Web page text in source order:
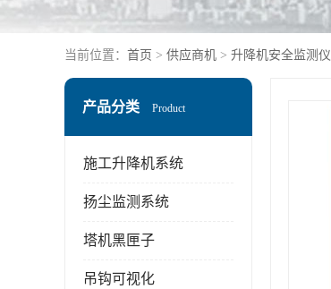
当前位置： 首页 > 供应商机 > 升降机安全监测仪
产品分类 Product
施工升降机系统
扬尘监测系统
塔机黑匣子
吊钩可视化